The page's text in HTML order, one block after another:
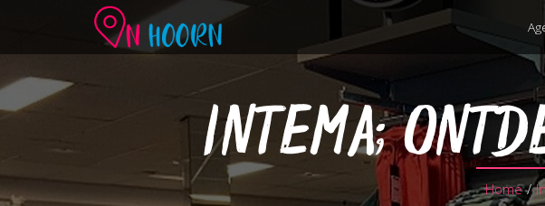
INTEMA;
Home /